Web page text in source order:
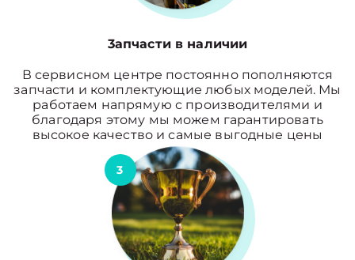
3апчасти в наличии
В сервисном центре постоянно пополняются
запчасти и комплектующие любых моделей. Мы
работаем напрямую с производителями и
благодаря этому мы можем гарантировать
высокое качество и самые выгодные цены
3